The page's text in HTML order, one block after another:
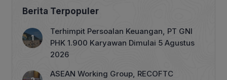
Berita Terpopuler
Terhimpit Persoalan Keuangan, PT GNI
PHK 1.900 Karyawan Dimulai 5 Agustus
2026
ASEAN Working Group, RECOFTC